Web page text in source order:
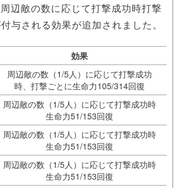
辺敵の数に応じて打撃成功時打撃
与される効果が追加されました。
効果
周辺敵の数（1/5人）に応じて打撃成功
時、打撃ごとに生命力105/314回復
周辺敵の数（1/5人）に応じて打撃成功時
生命力51/153回復
周辺敵の数（1/5人）に応じて打撃成功時
生命力51/153回復
周辺敵の数（1/5人）に応じて打撃成功時
生命力51/153回復